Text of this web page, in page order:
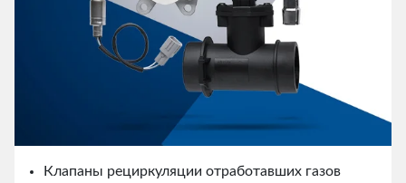
Клапаны рециркуляции отработавших газов